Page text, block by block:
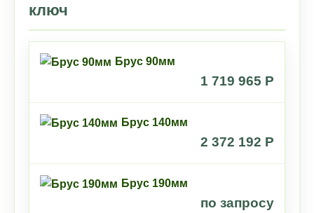
ключ
Брус 90мм
1 719 965 P
Брус 140мм
2 372 192 P
Брус 190мм
по запросу